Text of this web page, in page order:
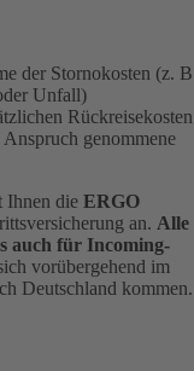
der Stornokosten (z.
Unfall)
Rückreisekosten
genommene
Ihnen die ERGO
an. Alle
auch für Incoming-​
vorübergehend im
Deutschland kommen.